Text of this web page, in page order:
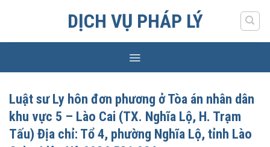
DỊCH VỤ PHÁP LÝ
Luật sư Ly hôn đơn phương ở Tòa án nhân dân
khu vực 5 – Lào Cai (TX. Nghĩa Lộ, H. Trạm
Tấu) Địa chỉ: Tổ 4, phường Nghĩa Lộ, tỉnh Lào